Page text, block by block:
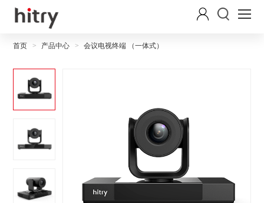
首页 > 产品中心 > 会议电视终端 （一体式）